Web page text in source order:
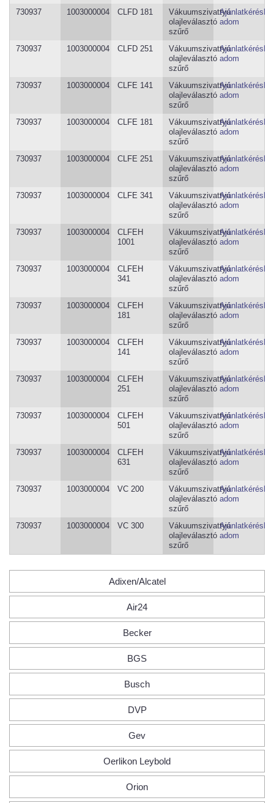
730937 1003000004 CLFD 181
Vákuumszivattyú
olajleválasztó
szűrő
adom
730937 1003000004 CLFD 251
Vákuumszivattyú
olajleválasztó
szűrő
adom
730937 1003000004 CLFE 141
Vákuumszivattyú
olajleválasztó
szűrő
adom
730937 1003000004 CLFE 181
Vákuumszivattyú
olajleválasztó
szűrő
adom
730937 1003000004 CLFE 251
Vákuumszivattyú
olajleválasztó
szűrő
adom
730937 1003000004 CLFE 341
Vákuumszivattyú
olajleválasztó
szűrő
adom
730937 1003000004
CLFEH
1001
Vákuumszivattyú
olajleválasztó
szűrő
adom
730937 1003000004
CLFEH
341
Vákuumszivattyú
olajleválasztó
szűrő
adom
730937 1003000004
CLFEH
181
Vákuumszivattyú
olajleválasztó
szűrő
adom
730937 1003000004
CLFEH
141
Vákuumszivattyú
olajleválasztó
szűrő
adom
730937 1003000004
CLFEH
251
Vákuumszivattyú
olajleválasztó
szűrő
adom
730937 1003000004
CLFEH
501
Vákuumszivattyú
olajleválasztó
szűrő
adom
730937 1003000004
CLFEH
631
Vákuumszivattyú
olajleválasztó
szűrő
adom
730937 1003000004 VC 200
Vákuumszivattyú
olajleválasztó
szűrő
adom
730937 1003000004 VC 300
Vákuumszivattyú
olajleválasztó
szűrő
adom
Adixen/Alcatel
Air24
Becker
BGS
Busch
DVP
Gev
Oerlikon Leybold
Orion